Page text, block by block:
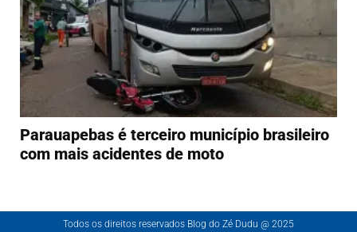
Parauapebas é terceiro município brasileiro
com mais acidentes de moto
Todos os direitos reservados Blog do Zé Dudu @ 2025